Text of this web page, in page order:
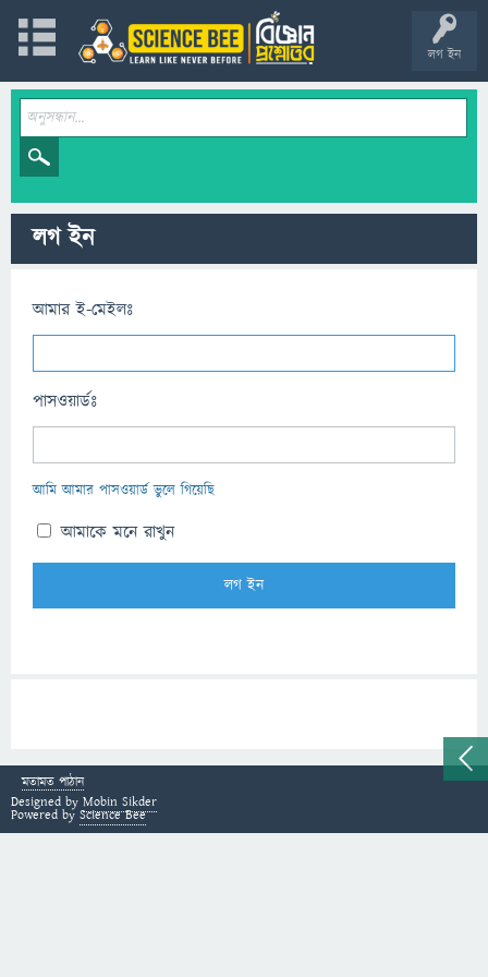
লগ ইন
লগ ইন
আমার ই-মেইলঃ
পাসওয়ার্ডঃ
আমি আমার পাসওয়ার্ড ভুলে গিয়েছি
আমাকে মনে রাখুন
মতামত পাঠান
Designed by Mobin Sikder
Powered by Science Bee